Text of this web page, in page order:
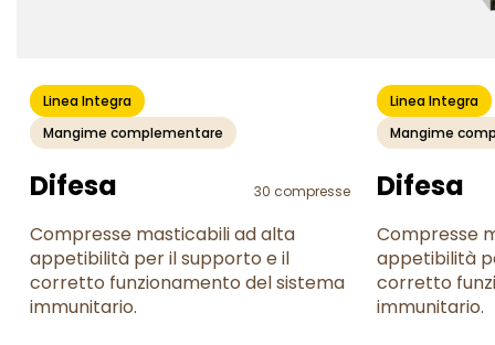
Linea Integra
Mangime complementare
Difesa 30 compresse
Compresse masticabili ad alta
appetibilità per il supporto e il
corretto funzionamento del sistema
immunitario.
Linea Integra
Mangime
Difesa
Compresse
appetibilità
corretto
immunitario.